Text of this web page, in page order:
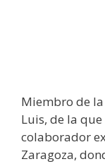
Miembro de la
Luis, de la
colaborador
Zaragoza,